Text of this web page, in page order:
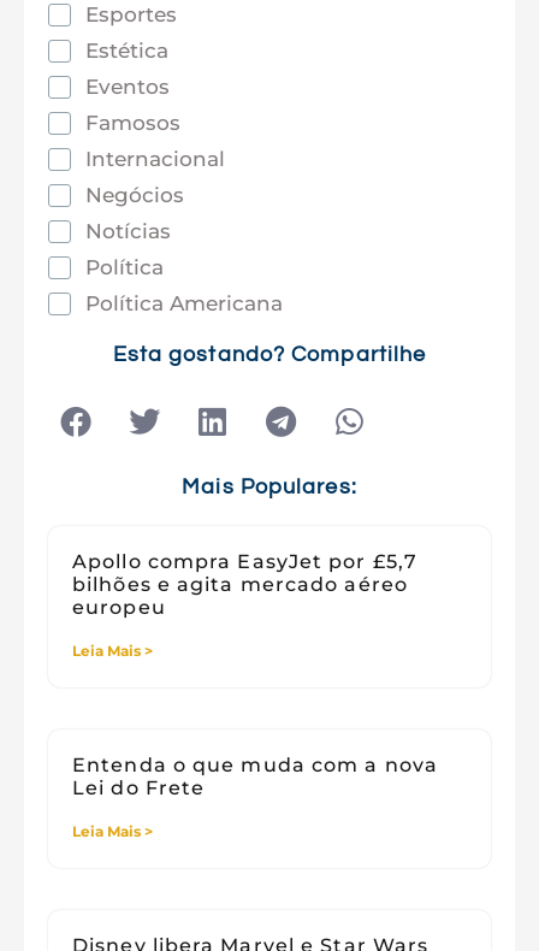
Esportes
Estética
Eventos
Famosos
Internacional
Negócios
Notícias
Política
Política Americana
Tecnologia
Esta gostando? Compartilhe
Mais Populares:
Apollo compra EasyJet por £5,7
bilhões e agita mercado aéreo
europeu
Leia Mais >
Entenda o que muda com a nova
Lei do Frete
Leia Mais >
Disney libera Marvel e Star Wars